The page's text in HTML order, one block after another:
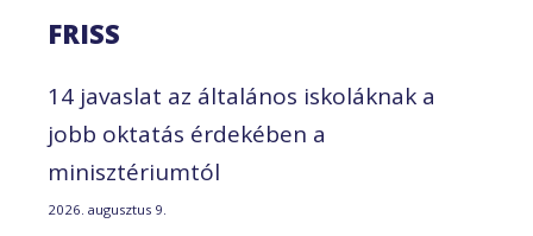
FRISS
14 javaslat az általános iskoláknak a
jobb oktatás érdekében a
minisztériumtól
2026. augusztus 9.